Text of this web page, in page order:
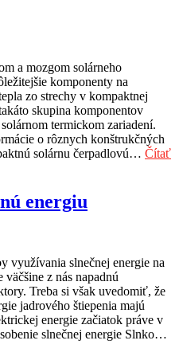
a mozgom solárneho
komponenty na
zo strechy v kompaktnej
skupina komponentov
termickom zariadení.
o rôznych konštrukčných
solárnu čerpadlovú… Čítať
energiu
využívania slnečnej energie na
z nás napadnú
Treba si však uvedomiť, že
jadrového štiepenia majú
energie začiatok práve v
slnečnej energie Slnko…